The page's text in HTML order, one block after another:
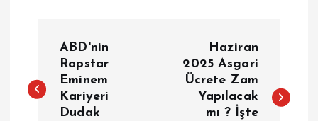
z
ABD'nin
Rapstar
Eminem
Kariyeri
Dudak
Haziran
2025 Asgari
Ücrete Zam
Yapılacak
mı ? İşte